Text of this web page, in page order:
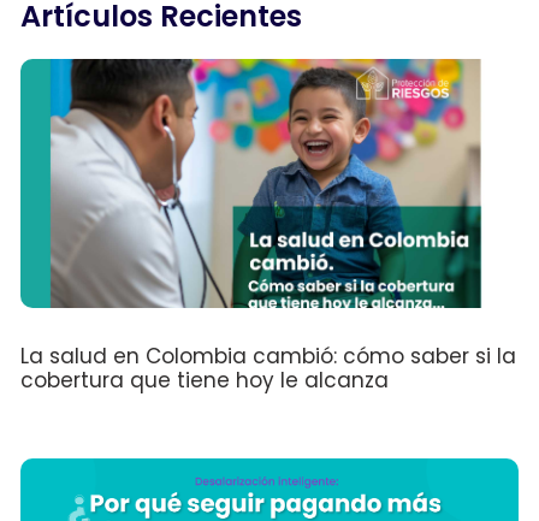
Artículos Recientes
La salud en Colombia cambió: cómo saber si la
cobertura que tiene hoy le alcanza